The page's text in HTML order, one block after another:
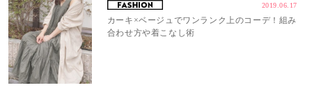
2019.06.17
カーキ×ベージュでワンランク上のコーデ！組み
合わせ方や着こなし術